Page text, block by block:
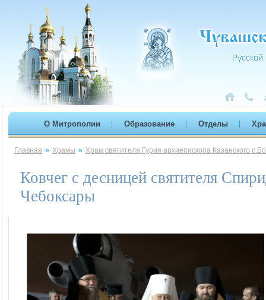
О Митрополии Образование Отделы
Главная » Храмы » Храм святителя Гурия архиепископа Казанского
Ковчег с десницей святителя
Чебоксары